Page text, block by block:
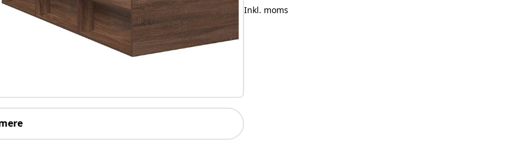
Inkl. moms